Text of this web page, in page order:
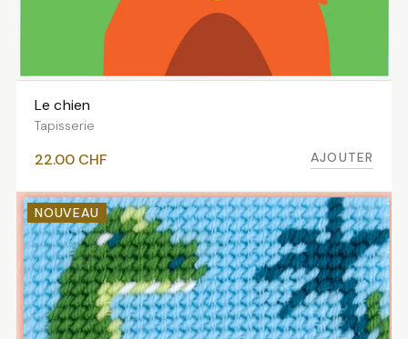
Le chien
Tapisserie
22.00 CHF AJOUTER
NOUVEAU